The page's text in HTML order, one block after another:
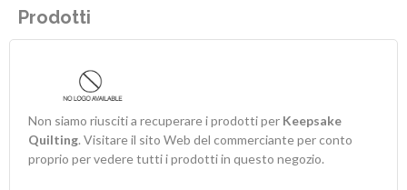
Prodotti
Non siamo riusciti a recuperare i prodotti per Keepsake
Quilting. Visitare il sito Web del commerciante per conto
proprio per vedere tutti i prodotti in questo negozio.